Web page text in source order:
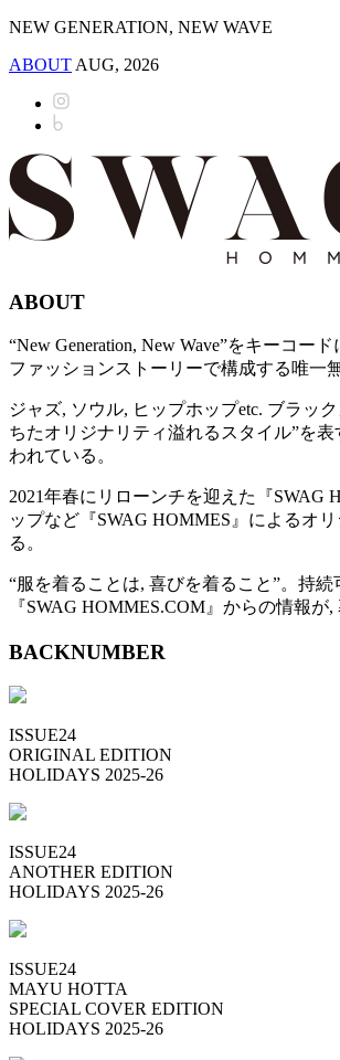
NEW GENERATION, NEW WAVE
ABOUT AUG, 2026
ABOUT
“New Generation, New Wave”をキーコ
ファッションストーリーで構成する唯一
ジャズ, ソウル, ヒップホップetc. ブラッ
ちたオリジナリティ溢れるスタイル”を
われている。
2021年春にリローンチを迎えた『SWAG
ップなど『SWAG HOMMES』によるオ
る。
“服を着ることは, 喜びを着ること”。持
『SWAG HOMMES.COM』からの情報
BACKNUMBER
ISSUE24
ORIGINAL EDITION
HOLIDAYS 2025-26
ISSUE24
ANOTHER EDITION
HOLIDAYS 2025-26
ISSUE24
MAYU HOTTA
SPECIAL COVER EDITION
HOLIDAYS 2025-26